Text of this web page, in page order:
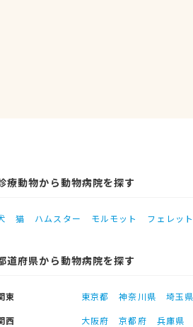
療動物から動物病院を探す
猫 ハムスター モルモット フェレット
道府県から動物病院を探す
東 東京都 神奈川県 埼玉県
西
大阪府 京都府 兵庫県